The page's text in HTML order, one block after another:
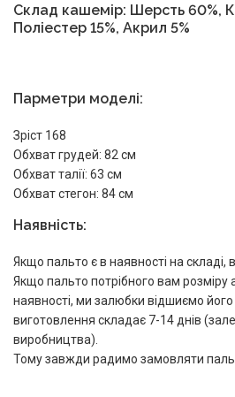
Склад кашемір: Шерсть 60%,
Поліестер 15%, Акрил 5%
Парметри моделі:
Зріст 168
Обхват грудей: 82 см
Обхват талії: 63 см
Обхват стегон: 84 см
Наявність:
Якщо пальто є в наявності на складі,
Якщо пальто потрібного вам розміру
наявності, ми залюбки відшиємо
виготовлення складає 7-14 днів
виробництва).
Тому завжди радимо замовляти